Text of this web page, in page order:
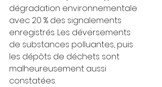
dégradation environnementale
avec 20 % des signalements
enregistrés. Les déversements
de substances polluantes, puis
les dépôts de déchets sont
malheureusement aussi
constatées.